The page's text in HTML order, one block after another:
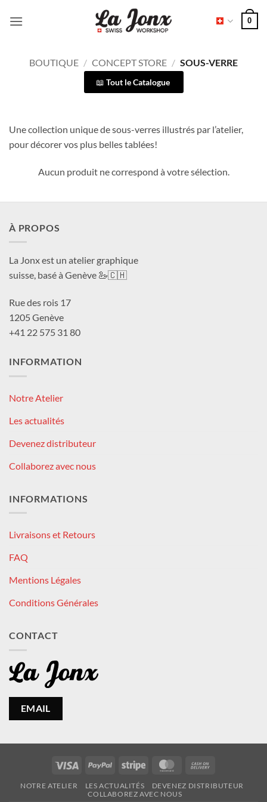
0
BOUTIQUE / CONCEPT STORE / SOUS-VERRE
Tout le Catalogue
Une collection unique de sous-verres illustrés par l’atelier,
pour décorer vos plus belles tablées!
Aucun produit ne correspond à votre sélection.
À PROPOS
La Jonx est un atelier graphique
suisse, basé à Genève 🦢🇨🇭
Rue des rois 17
1205 Genève
+41 22 575 31 80
INFORMATION
Notre Atelier
Les actualités
Devenez distributeur
Collaborez avec nous
INFORMATIONS
Livraisons et Retours
FAQ
Mentions Légales
Conditions Générales
CONTACT
EMAIL
Visa PayPal Stripe MasterCard
Delivery
NOTRE ATELIER LES ACTUALITÉS
DEVENEZ DISTRIBUTEUR
COLLABOREZ AVEC NOUS